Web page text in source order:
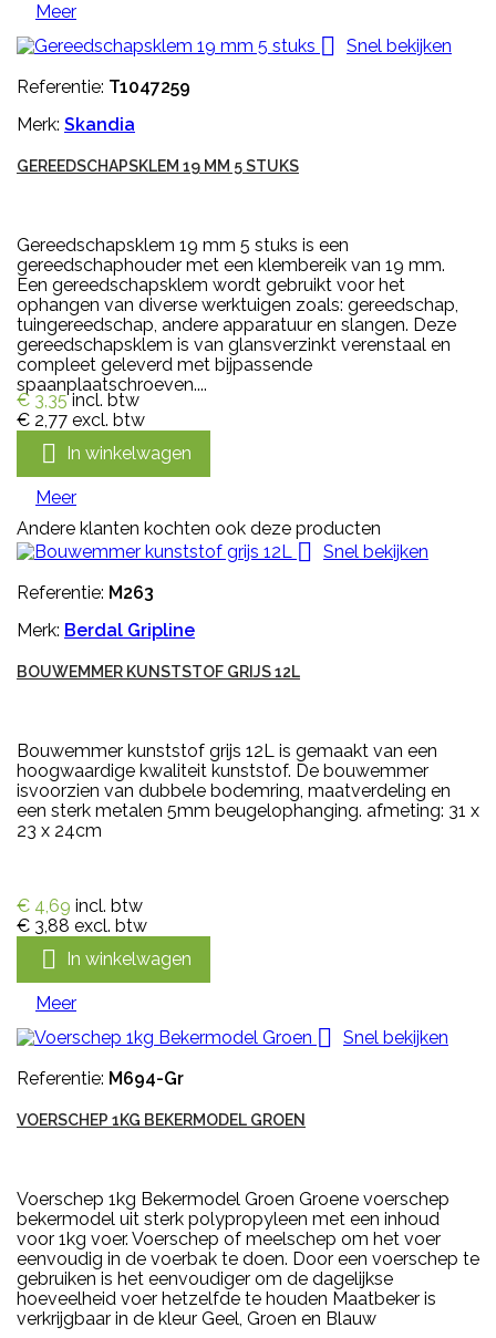
Meer

Snel bekijken
Referentie: T1047259
Merk: Skandia
GEREEDSCHAPSKLEM 19 MM 5 STUKS
Gereedschapsklem 19 mm 5 stuks is een
gereedschaphouder met een klembereik van 19 mm.
Een gereedschapsklem wordt gebruikt voor het
ophangen van diverse werktuigen zoals: gereedschap,
tuingereedschap, andere apparatuur en slangen. Deze
gereedschapsklem is van glansverzinkt verenstaal en
compleet geleverd met bijpassende
spaanplaatschroeven....
€ 3,35 incl. btw
€ 2,77 excl. btw
 In winkelwagen
Meer
Andere klanten kochten ook deze producten

Snel bekijken
Referentie: M263
Merk: Berdal Gripline
BOUWEMMER KUNSTSTOF GRIJS 12L
Bouwemmer kunststof grijs 12L is gemaakt van een
hoogwaardige kwaliteit kunststof. De bouwemmer
isvoorzien van dubbele bodemring, maatverdeling en
een sterk metalen 5mm beugelophanging. afmeting: 31 x
23 x 24cm
€ 4,69 incl. btw
€ 3,88 excl. btw
 In winkelwagen
Meer

Snel bekijken
Referentie: M694-Gr
VOERSCHEP 1KG BEKERMODEL GROEN
Voerschep 1kg Bekermodel Groen Groene voerschep
bekermodel uit sterk polypropyleen met een inhoud
voor 1kg voer. Voerschep of meelschep om het voer
eenvoudig in de voerbak te doen. Door een voerschep te
gebruiken is het eenvoudiger om de dagelijkse
hoeveelheid voer hetzelfde te houden Maatbeker is
verkrijgbaar in de kleur Geel, Groen en Blauw